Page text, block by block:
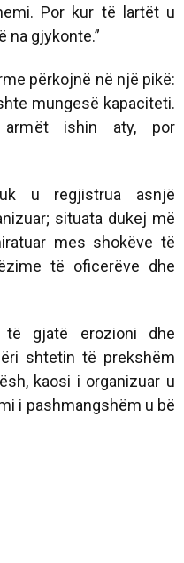
Por kur të lartët u
na gjykonte.”
përkojnë në një pikë:
mungesë kapaciteti.
armët ishin aty, por
u regjistrua asnjë
situata dukej më
mes shokëve të
të oficerëve dhe
të gjatë erozioni dhe
shtetin të prekshëm
kaosi i organizuar u
i pashmangshëm u bë